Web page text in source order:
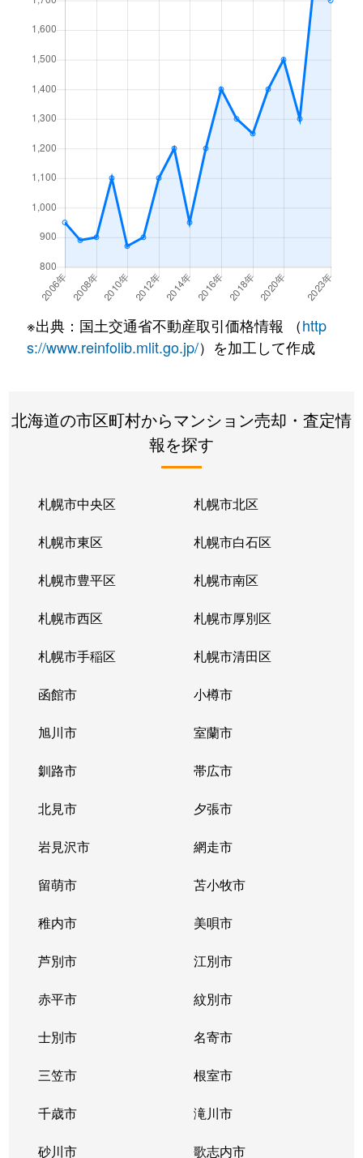
月寒東１条
2,100万円 福住
月寒東１条
福住
月寒東１条
3,400万円 福住
月寒東１条
3,500万円
月寒東１条
800万円
月寒東１条
1,900万円 福住
徒歩
月寒東１条
1,100万円 福住
月寒東２条
640万円 月寒中央
月寒東２条
2,500万円 福住
徒歩
2,800万円
月寒東２条
福住
月寒東２条
福住
月寒東３条
月寒中央
月寒東４条
月寒中央
月寒東４条
南郷7丁目
月寒東５条
南郷7丁目
豊平２条
東札幌
豊平２条
東札幌
豊平３条
学園前(札幌)
豊平４条
豊平公園
豊平４条
豊平公園
豊平４条
豊平公園
豊平６条
学園前(札幌)
豊平８条
学園前(札幌)
豊平８条
豊平公園
豊平９条
豊平公園
中の島１条
中の島
※出典：国土交通省不動産取引価格情報 （http
s://www.reinfolib.mlit.go.jp/）を加工して作成
北海道の市区町村からマンション売却・査定情
報を探す
札幌市中央区 札幌市北区
札幌市東区 札幌市白石区
札幌市豊平区 札幌市南区
札幌市西区 札幌市厚別区
札幌市手稲区 札幌市清田区
函館市 小樽市
旭川市 室蘭市
釧路市 帯広市
北見市 夕張市
岩見沢市 網走市
留萌市 苫小牧市
稚内市 美唄市
芦別市 江別市
赤平市 紋別市
士別市 名寄市
三笠市 根室市
千歳市 滝川市
砂川市 歌志内市